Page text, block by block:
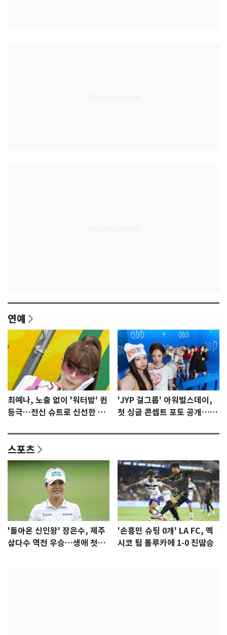
연예
최예나, 노출 없이 '워터밤' 퀸
등극…전신 슈트로 신선한 충
'JYP 걸그룹' 아워벌스데이,
첫 싱글 콘셉트 포토 공개…청
스포츠
'돌아온 신인왕' 장은수, 제주
삼다수 역전 우승…생애 첫승
'손흥민 슈팅 0개' LA FC, 멕
시코 팀 톨루카에 1-0 진땀승